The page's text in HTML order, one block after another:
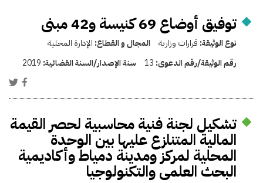
توفيق أوضاع 69 كنيسة و42 مبنى
نوع الوثيقة: قرارات وزارية المجال و القطاع: الإدارة المحلية
رقم الوثيقة/رقم الدعوى: 13 سنة الإصدار/السنة القضائية: 2019
تشكيل لجنة فنية محاسبية لحصر القيمة
المالية المتنازع عليها بين الوحدة
المحلية لمركز ومدينة دمياط وأكاديمية
البحث العلمى والتكنولوجيا